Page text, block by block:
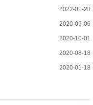
2022-01-28
2020-09-06
2020-10-01
2020-08-18
2020-01-18